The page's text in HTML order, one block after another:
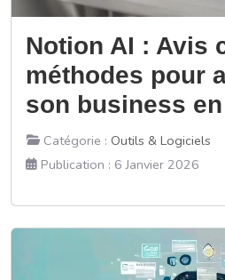
Notion AI : Avis
méthodes pour
son business en
Catégorie : Outils & Logiciels
Publication : 6 Janvier 2026